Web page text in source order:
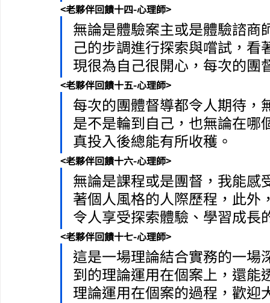
<老夥伴回饋十四-心理師>
無論是體驗案主或是體驗諮商
己的步調進行探索與嚐試，
現很為自己很開心，每次的團
<老夥伴回饋十五-心理師>
每次的團體督導都令人期待，
是不是輪到自己，也無論在哪
真投入後總能有所收穫。
<老夥伴回饋十六-心理師>
無論是課程或是團督，我能感
著個人風格的人際歷程，此外
令人享受探索體驗、學習成長
<老夥伴回饋十七-心理師>
這是一場理論結合實務的一場
到的理論運用在個案上，還能
理論運用在個案的過程，歡迎